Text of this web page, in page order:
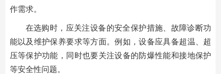
作需求。
在选购时，应关注设备的安全保护措施、故障诊断功
能以及维护保养要求等方面。例如，设备应具备超温、超
压等保护功能，同时也要关注设备的防爆性能和接地保护
等安全性问题。